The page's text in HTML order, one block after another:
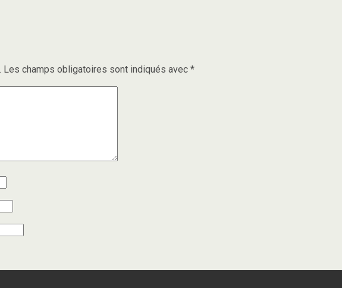
Les champs obligatoires sont indiqués avec *